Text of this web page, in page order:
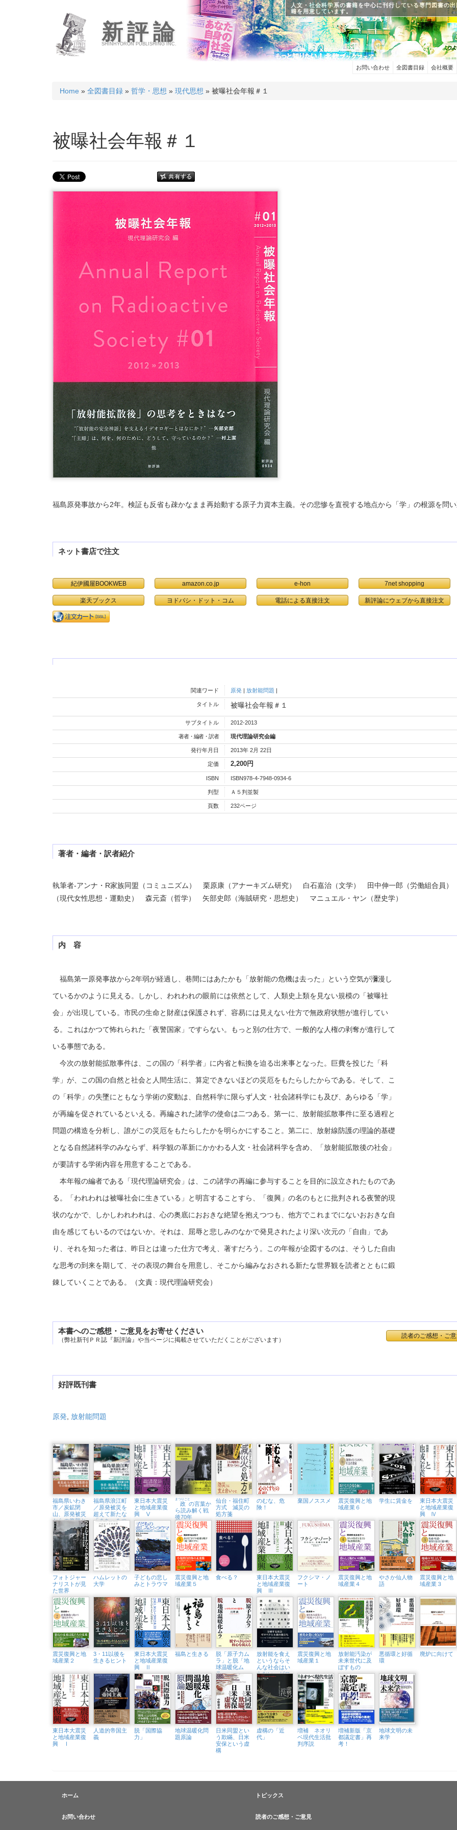
新評論
SHINHYORON PUBLISHING INC.
人文・社会科学系の書籍を中心に刊行している専門図書の
籍を用意しています。
お問い合わせ 全図書目録 会社概要
Home » 全図書目録 » 哲学・思想 » 現代思想 » 被曝社会年報＃１
被曝社会年報＃１
福島原発事故から2年。検証も反省も疎かなまま再始動する原子力資本主義。その悲惨を直視する地点から「学」の根源を問
ネット書店で注文
紀伊國屋BOOKWEB amazon.co.jp e-hon 7net shopping
楽天ブックス ヨドバシ・ドット・コム 電話による直接注文
関連ワード 原発 |放射能問題 |
被曝社会年報＃１
タイトル
サブタイトル 2012-2013
著者・編者・訳者 現代理論研究会編
発行年月日 2013年 2月 22日
定価 2,200円
ISBN ISBN978-4-7948-0934-6
判型 Ａ５判並製
頁数 232ページ
著者・編者・訳者紹介
執筆者-アンナ・R家族同盟（コミュニズム） 栗原康（アナーキズム研究） 白石嘉治（文学） 田中伸一郎（労働組合員
（現代女性思想・運動史） 森元斎（哲学） 矢部史郎（海賊研究・思想史） マニュエル・ヤン（歴史学）
内 容
福島第一原発事故から2年弱が経過し、巷間にはあたかも「放射能の危機は去った」という空気が瀰漫し
ているかのように見える。しかし、われわれの眼前には依然として、人類史上類を見ない規模の「被曝社
会」が出現している。市民の生命と財産は保護されず、容易には見えない仕方で無政府状態が進行してい
る。これはかつて怖れられた「夜警国家」ですらない。もっと別の仕方で、一般的な人権の剥奪が進行して
いる事態である。
今次の放射能拡散事件は、この国の「科学者」に内省と転換を迫る出来事となった。巨費を投じた「科
学」が、この国の自然と社会と人間生活に、算定できないほどの災厄をもたらしたからである。そして、こ
の「科学」の失墜にともなう学術の変動は、自然科学に限らず人文・社会諸科学にも及び、あらゆる「学」
が再編を促されているといえる。再編された諸学の使命は二つある。第一に、放射能拡散事件に至る過程と
問題の構造を分析し、誰がこの災厄をもたらしたかを明らかにすること。第二に、放射線防護の理論的基礎
となる自然諸科学のみならず、科学観の革新にかかわる人文・社会諸科学を含め、「放射能拡散後の社会」
が要請する学術内容を用意することである。
本年報の編者である「現代理論研究会」は、この諸学の再編に参与することを目的に設立されたものであ
る。「われわれは被曝社会に生きている」と明言することすら、「復興」の名のもとに批判される夜警的現
状のなかで、しかしわれわれは、心の奥底におおきな絶望を抱えつつも、他方でこれまでにないおおきな自
由を感じてもいるのではないか。それは、屈辱と悲しみのなかで発見されたより深い次元の「自由」であ
り、それを知った者は、昨日とは違った仕方で考え、著すだろう。この年報が企図するのは、そうした自由
な思考の到来を期して、その表現の舞台を用意し、そこから編みなおされる新たな世界観を読者とともに鍛
錬していくことである。（文責：現代理論研究会）
本書へのご感想・ご意見をお寄せください
（弊社新刊ＰＲ誌『新評論』や当ページに掲載させていただくことがございます）
読者のご感想・ご
好評既刊書
原発 放射能問題
福島県いわき
市／炭鉱閉
山、原発被災
からの復興と
新たな産業創
造
福島県浪江町
／原発被災を
超えて新たな
「まち」をつ
くる
東日本大震災
と地域産業復
興 Ⅴ
政
まつりごと
の言葉か
ら読み解く戦
後70年
仙台・福住町
方式 減災の
処方箋
のむな、危
険！
棄国ノススメ
震災復興と地
域産業６
学生に賃金を
東日本大震災
と地域産業復
興 Ⅳ
フォトジャー
ナリストが見
た世界
ハムレットの
大学
子どもの悲し
みとトラウマ
震災復興と地
域産業５
食べる？
東日本大震災
と地域産業復
興 Ⅲ
フクシマ・ノ
ート
震災復興と地
域産業４
やさか仙人物
語
震災復興と地
域産業３
震災復興と地
域産業２
3・11以後を
生きるヒント
東日本大震災
と地域産業復
興 Ⅱ
福島と生きる
脱「原子力ム
ラ」と脱「地
球温暖化ム
ラ」
放射能を食え
というならそ
んな社会はい
らない、ゼロ
ベクレル派宣
言
震災復興と地
域産業１
放射能汚染が
未来世代に及
ぼすもの
悪循環と好循
環
廃炉に向けて
東日本大震災
と地域産業復
興 Ⅰ
人道的帝国主
義
脱「国際協
力」
地球温暖化問
題原論
日米同盟とい
う欺瞞、日米
安保という虚
構
虚構の「近
代」
増補 ネオリ
ベ現代生活批
判序説
増補新版「京
都議定書」再
考！
地球文明の未
来学
ホーム
お問い合わせ
トピックス
読者のご感想・ご意見